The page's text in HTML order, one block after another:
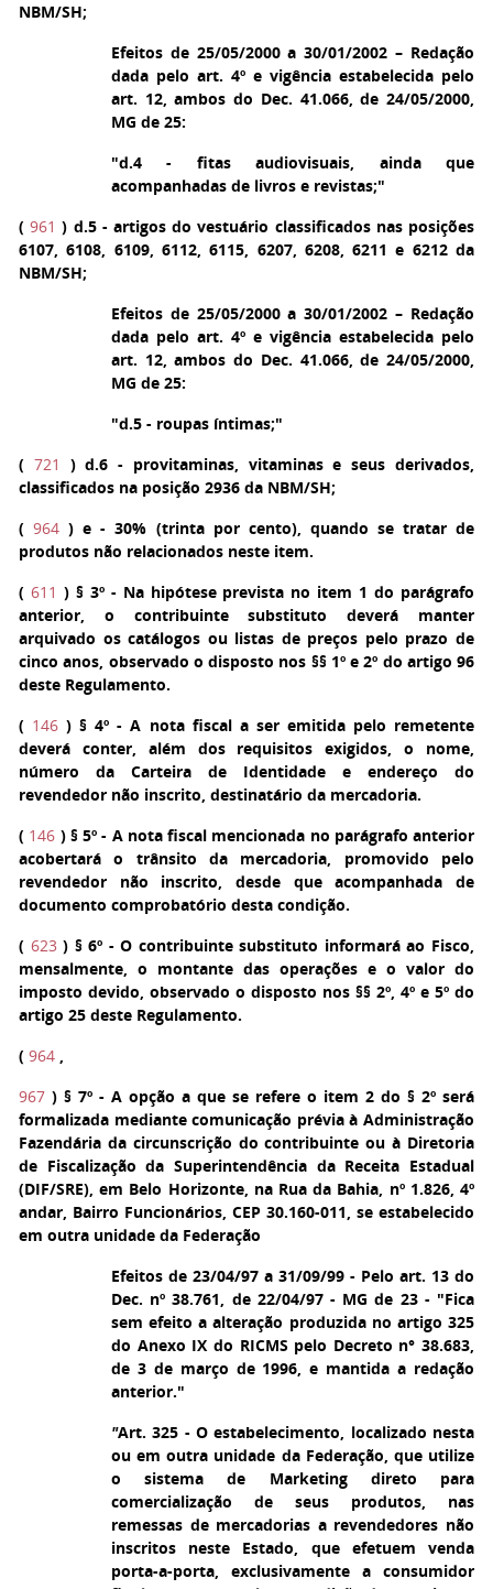
NBM/SH;
Efeitos de 25/05/2000 a 30/01/2002 – Redação
dada pelo art. 4º e vigência estabelecida pelo
art. 12, ambos do Dec. 41.066, de 24/05/2000,
MG de 25:
"d.4 - fitas audiovisuais, ainda que
acompanhadas de livros e revistas;"
( 961 ) d.5- artigos do vestuário classificados nas posições
6107, 6108, 6109, 6112, 6115, 6207, 6208, 6211 e 6212 da
NBM/SH;
Efeitos de 25/05/2000 a 30/01/2002 – Redação
dada pelo art. 4º e vigência estabelecida pelo
art. 12, ambos do Dec. 41.066, de 24/05/2000,
MG de 25:
"d.5 - roupas íntimas;"
( 721 ) d.6 - provitaminas, vitaminas e seus derivados,
classificados na posição 2936 da NBM/SH;
( 964 ) e - 30% (trinta por cento), quando se tratar de
produtos não relacionados neste item.
( 611 ) § 3º- Na hipótese prevista no item 1 do parágrafo
anterior, o contribuinte substituto deverá manter
arquivado os catálogos ou listas de preços pelo prazo de
cinco anos, observado o disposto nos §§ 1º e 2º do artigo 96
deste Regulamento.
( 146 ) § 4º - A nota fiscal a ser emitida pelo remetente
deverá conter, além dos requisitos exigidos, o nome,
número da Carteira de Identidade e endereço do
revendedor não inscrito, destinatário da mercadoria.
( 146 ) § 5º - A nota fiscal mencionada no parágrafo anterior
acobertará o trânsito da mercadoria, promovido pelo
revendedor não inscrito, desde que acompanhada de
documento comprobatório desta condição.
( 623 ) § 6º - O contribuinte substituto informará ao Fisco,
mensalmente, o montante das operações e o valor do
imposto devido, observado o disposto nos §§ 2º, 4º e 5º do
artigo 25 deste Regulamento.
( 964 ,
967 ) § 7º - A opção a que se refere o item 2 do § 2º será
formalizada mediante comunicação prévia à Administração
Fazendária da circunscrição do contribuinte ou à Diretoria
de Fiscalização da Superintendência da Receita Estadual
(DIF/SRE), em Belo Horizonte, na Rua da Bahia, nº 1.826, 4º
andar, Bairro Funcionários, CEP 30.160-011, se estabelecido
em outra unidade da Federação
Efeitos de 23/04/97 a 31/09/99 - Pelo art. 13 do
Dec. nº 38.761, de 22/04/97 - MG de 23 - "Fica
sem efeito a alteração produzida no artigo 325
do Anexo IX do RICMS pelo Decreto n° 38.683,
de 3 de março de 1996, e mantida a redação
anterior."
"Art. 325 - O estabelecimento, localizado nesta
ou em outra unidade da Federação, que utilize
o sistema de Marketing direto para
comercialização de seus produtos, nas
remessas de mercadorias a revendedores não
inscritos neste Estado, que efetuem venda
porta-a-porta, exclusivamente a consumidor